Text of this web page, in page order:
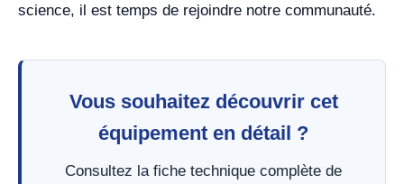
science, il est temps de rejoindre notre communauté.
Vous souhaitez découvrir cet
équipement en détail ?
Consultez la fiche technique complète de